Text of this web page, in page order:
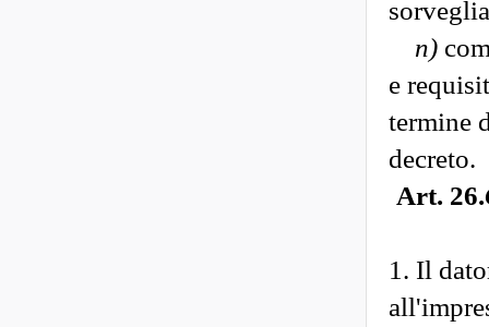
n)
e
termine
decreto.
Art. 26.
1. Il